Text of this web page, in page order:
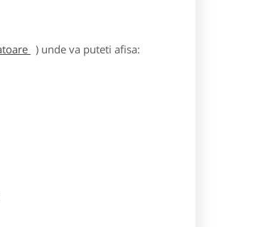
) unde va puteti afisa: